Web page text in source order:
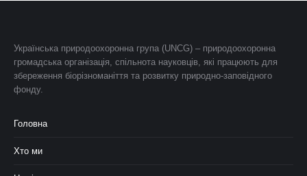
Українська природоохоронна група (UNCG) – природоохоронна
громадська організація, спільнота науковців, які працюють для
збереження біорізноманіття та розвитку природно-заповідного
фонду.
Головна
Хто ми